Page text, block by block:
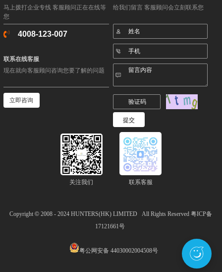
马上拨打企业专线 客服顾问正在在线等
您
4008-123-007
联系在线客服
现在就向客服顾问咨询您要了解的问题
立即咨询
给我们留言 客服顾问会立刻联系您
关注我们 联系客服
Copyright© 2008 - 2024HUNTERS(HK) LIMITED All Rights Reserved粤ICP备
17121661号
粤公网安备 44030002004508号